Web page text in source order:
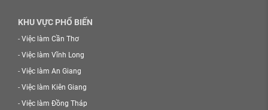
KHU VỰC PHỔ BIẾN
- Việc làm Cần Thơ
- Việc làm Vĩnh Long
- Việc làm An Giang
- Việc làm Kiên Giang
- Việc làm Đồng Tháp